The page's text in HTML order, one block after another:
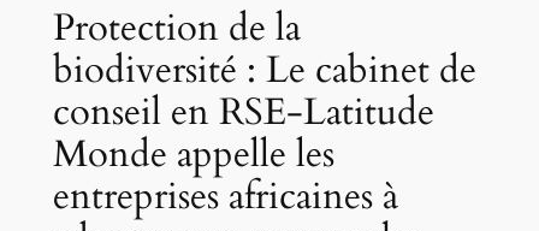
Protection de la
biodiversité : Le cabinet de
conseil en RSE-Latitude
Monde appelle les
entreprises africaines à